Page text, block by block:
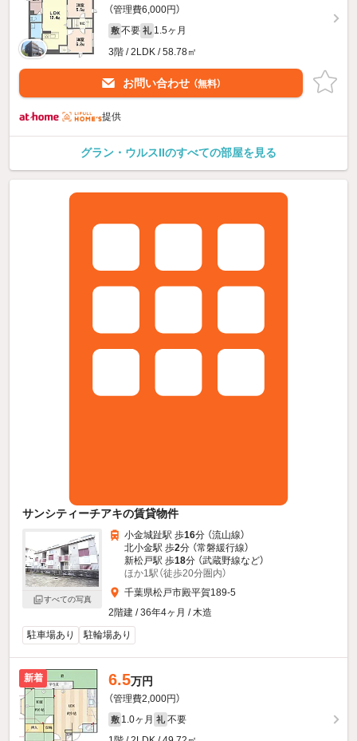
（管理費6,000円）
敷 不要 礼 1.5ヶ月
3階 / 2LDK / 58.78㎡
お問い合わせ （無料）
提供
グラン・ウルスIIのすべての部屋を見る
サンシティーチアキの賃貸物件
すべての写真
小金城趾駅 歩16分 （流山線）
北小金駅 歩2分 （常磐緩行線）
新松戸駅 歩18分 （武蔵野線など）
ほか1駅（徒歩20分圏内）
千葉県松戸市殿平賀189-5
2階建 / 36年4ヶ月 / 木造
駐車場あり
駐輪場あり
新着 6.5万円
（管理費2,000円）
敷 1.0ヶ月 礼 不要